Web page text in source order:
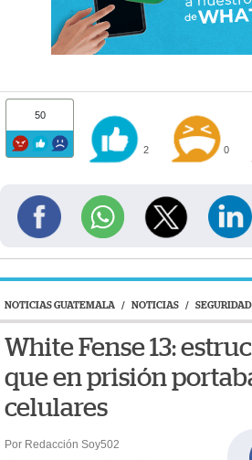
50
2 0
NOTICIAS GUATEMALA / NOTICIAS /
White Fense 13:
que en prisión
celulares
Por Redacción Soy502